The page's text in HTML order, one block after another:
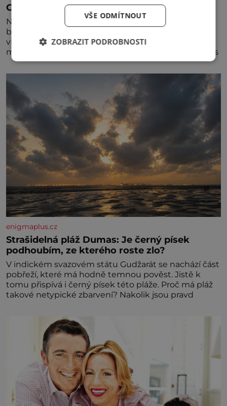
Osamělá herečka Syslová všechno vzdala?
Nedávno se povídalo, že má Dana Syslová (80)
blízkého přítele, který je jí oporou. Ale je to ještě
vůbec pravda? V posledních dnech čím dál častěji
mluví o svém odchodu. Dohnala ji snad samota? Půs
enigmaplus.cz
Strašidelná pláž Dumas: Je černý písek
podhoubím, ze kterého roste zlo?
V indickém svazovém státu Gudžarát se nachází část
pobřeží, které má hodně temnou pověst. Jistě k
tomu přispívá i černý písek této pláže. Proč má pláž
takové netypické zbarvení? Nakolik jsou pravd
VŠE ODMÍTNOUT
ZOBRAZIT PODROBNOSTI